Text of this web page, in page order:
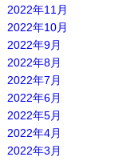
2022年11月
2022年10月
2022年9月
2022年8月
2022年7月
2022年6月
2022年5月
2022年4月
2022年3月